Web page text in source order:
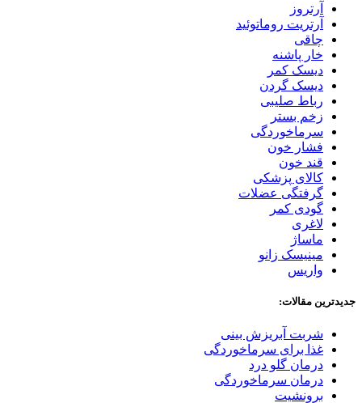
آرتروز
آرتریت روماتوئید
چاقی
خار پاشنه
دیسک کمر
دیسک گردن
رباط صلیبی
زخم بستر
سرماخوردگی
فشار خون
قند خون
کالای پزشکی
گرفتگی عضلات
گودی کمر
لاغری
ماساژ
مینیسک زانو
واریس
جدیدترین مقالات:
شربت آبریزش بینی
غذا برای سرماخوردگی
درمان گلو درد
درمان سرماخوردگی
برونشیت